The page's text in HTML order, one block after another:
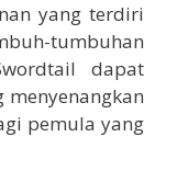
yang terdiri
tumbuhan
dapat
pemula yang